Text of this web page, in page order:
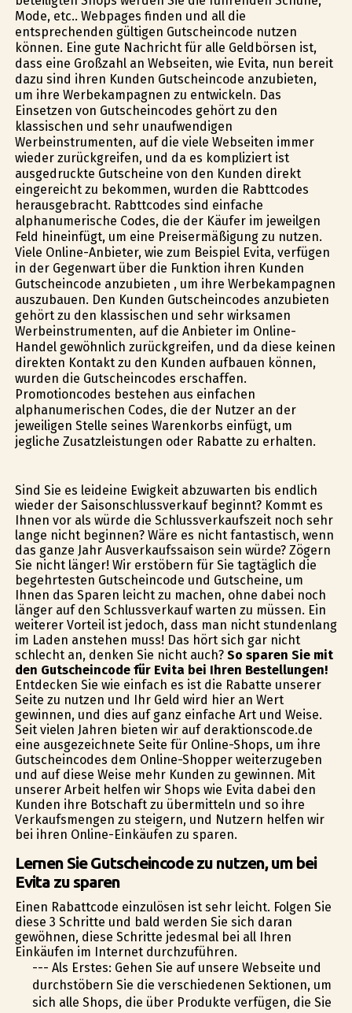
Mode, etc.. Webpages finden und all die
entsprechenden gültigen Gutscheincode nutzen
können. Eine gute Nachricht für alle Geldbörsen ist,
dass eine Großzahl an Webseiten, wie Evita, nun bereit
dazu sind ihren Kunden Gutscheincode anzubieten,
um ihre Werbekampagnen zu entwickeln. Das
Einsetzen von Gutscheincodes gehört zu den
klassischen und sehr unaufwendigen
Werbeinstrumenten, auf die viele Webseiten immer
wieder zurückgreifen, und da es kompliziert ist
ausgedruckte Gutscheine von den Kunden direkt
eingereicht zu bekommen, wurden die Rabttcodes
herausgebracht. Rabttcodes sind einfache
alphanumerische Codes, die der Käufer im jeweilgen
Feld hineinfügt, um eine Preisermäßigung zu nutzen.
Viele Online-Anbieter, wie zum Beispiel Evita, verfügen
in der Gegenwart über die Funktion ihren Kunden
Gutscheincode anzubieten , um ihre Werbekampagnen
auszubauen. Den Kunden Gutscheincodes anzubieten
gehört zu den klassischen und sehr wirksamen
Werbeinstrumenten, auf die Anbieter im Online-
Handel gewöhnlich zurückgreifen, und da diese keinen
direkten Kontakt zu den Kunden aufbauen können,
wurden die Gutscheincodes erschaffen.
Promotioncodes bestehen aus einfachen
alphanumerischen Codes, die der Nutzer an der
jeweiligen Stelle seines Warenkorbs einfügt, um
jegliche Zusatzleistungen oder Rabatte zu erhalten.
Sind Sie es leideine Ewigkeit abzuwarten bis endlich
wieder der Saisonschlussverkauf beginnt? Kommt es
Ihnen vor als würde die Schlussverkaufszeit noch sehr
lange nicht beginnen? Wäre es nicht fantastisch, wenn
das ganze Jahr Ausverkaufssaison sein würde? Zögern
Sie nicht länger! Wir erstöbern für Sie tagtäglich die
begehrtesten Gutscheincode und Gutscheine, um
Ihnen das Sparen leicht zu machen, ohne dabei noch
länger auf den Schlussverkauf warten zu müssen. Ein
weiterer Vorteil ist jedoch, dass man nicht stundenlang
im Laden anstehen muss! Das hört sich gar nicht
schlecht an, denken Sie nicht auch? So sparen Sie mit
den Gutscheincode für Evita bei Ihren Bestellungen!
Entdecken Sie wie einfach es ist die Rabatte unserer
Seite zu nutzen und Ihr Geld wird hier an Wert
gewinnen, und dies auf ganz einfache Art und Weise.
Seit vielen Jahren bieten wir auf deraktionscode.de
eine ausgezeichnete Seite für Online-Shops, um ihre
Gutscheincodes dem Online-Shopper weiterzugeben
und auf diese Weise mehr Kunden zu gewinnen. Mit
unserer Arbeit helfen wir Shops wie Evita dabei den
Kunden ihre Botschaft zu übermitteln und so ihre
Verkaufsmengen zu steigern, und Nutzern helfen wir
bei ihren Online-Einkäufen zu sparen.
Lernen Sie Gutscheincode zu nutzen, um bei
Evita zu sparen
Einen Rabattcode einzulösen ist sehr leicht. Folgen Sie
diese 3 Schritte und bald werden Sie sich daran
gewöhnen, diese Schritte jedesmal bei all Ihren
Einkäufen im Internet durchzuführen.
--- Als Erstes: Gehen Sie auf unsere Webseite und
durchstöbern Sie die verschiedenen Sektionen, um
sich alle Shops, die über Produkte verfügen, die Sie